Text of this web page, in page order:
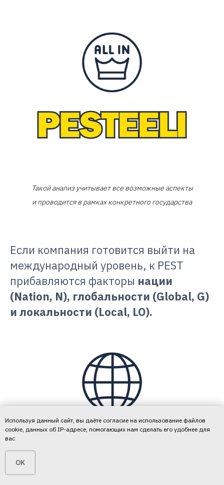
Используя данный сайт, вы даёте согласие на использование файлов
cookie, данных об IP-адресе, помогающих нам сделать его удобнее для
вас
OK
Такой анализ учитывает все возможные аспекты
и проводится в рамках конкретного государства
Если компания готовится выйти на
международный уровень, к PEST
прибавляются факторы нации
(Nation, N), глобальности (Global, G)
и локальности (Local, LO).